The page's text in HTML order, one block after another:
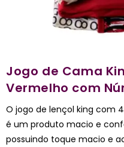
Jogo de Cama
Vermelho com
O jogo de lençol king com
é um produto macio e
possuindo toque macio e